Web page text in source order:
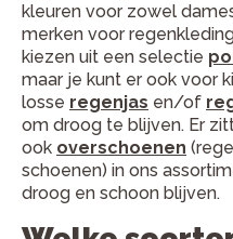
kleuren voor zowel
merken voor
kiezen uit een selectie
maar je kunt er ook voor
losse regenjas en/of
om droog te blijven. Er
ook overschoenen
schoenen) in ons
droog en schoon blijven.